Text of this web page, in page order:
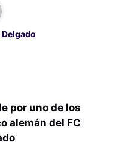
por uno de los
alemán del FC